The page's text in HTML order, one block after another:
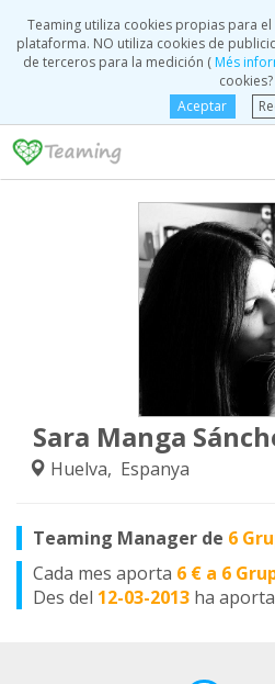
Teaming utiliza cookies propias para
plataforma. NO utiliza cookies de
de terceros para la medición (Més
cookies?
Aceptar
Sara Manga
Huelva, Espanya
Teaming Manager de 6
Cada mes aporta 6 € a 6
Des del 12-03-2013 ha